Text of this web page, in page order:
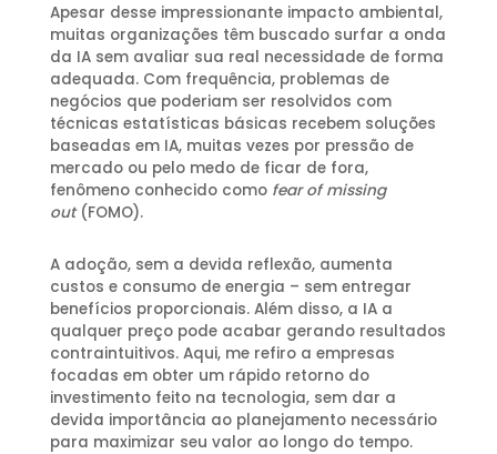
Apesar desse impressionante impacto ambiental,
muitas organizações têm buscado surfar a onda
da IA sem avaliar sua real necessidade de forma
adequada. Com frequência, problemas de
negócios que poderiam ser resolvidos com
técnicas estatísticas básicas recebem soluções
baseadas em IA, muitas vezes por pressão de
mercado ou pelo medo de ficar de fora,
fenômeno conhecido como fear of missing
out(FOMO).
A adoção, sem a devida reflexão, aumenta
custos e consumo de energia – sem entregar
benefícios proporcionais. Além disso, a IA a
qualquer preço pode acabar gerando resultados
contraintuitivos. Aqui, me refiro a empresas
focadas em obter um rápido retorno do
investimento feito na tecnologia, sem dar a
devida importância ao planejamento necessário
para maximizar seu valor ao longo do tempo.